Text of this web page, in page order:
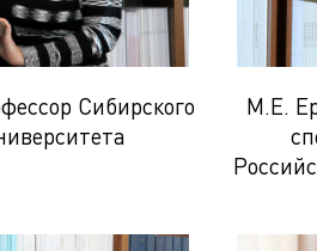
Сибирского
М.Е.